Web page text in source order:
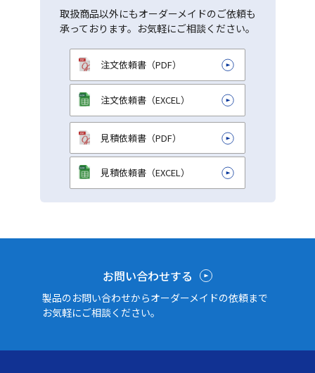
取扱商品以外にもオーダーメイドのご依頼も
承っております。お気軽にご相談ください。
注文依頼書（PDF）
注文依頼書（EXCEL）
見積依頼書（PDF）
見積依頼書（EXCEL）
お問い合わせする
製品のお問い合わせからオーダーメイドの依頼まで
お気軽にご相談ください。